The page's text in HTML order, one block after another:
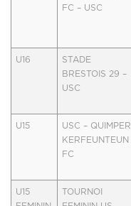
FC – USC
U16
STADE
BRESTOIS 29 –
USC
U15
USC – QUIMPER
KERFEUNTEUN
FC
U15
TOURNOI